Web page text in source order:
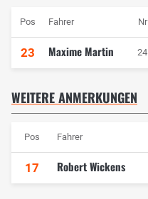
Pos Fahrer Nr
23 Maxime Martin 24
WEITERE ANMERKUNGEN
Pos Fahrer
17 Robert Wickens